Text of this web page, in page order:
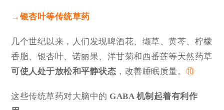
→银杏叶等传统草药
几个世纪以来，人们发现啤酒花、缬草、黄芩、柠檬
香脂、银杏叶、诺丽果、洋甘菊和西番莲等天然药草
可使人处于放松和平静状态 ，改善睡眠质量。⑩
这些传统草药对大脑中的 GABA 机制起着有利作